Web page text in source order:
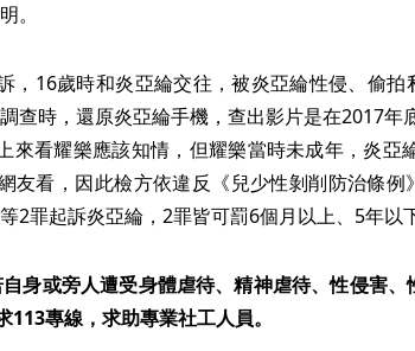
。
，16歲時和炎亞綸交往，被炎亞綸性侵、偷拍
查時，還原炎亞綸手機，查出影片是在2017年
來看耀樂應該知情，但耀樂當時未成年，炎亞
友看，因此檢方依違反《兒少性剝削防治條例
2罪起訴炎亞綸，2罪皆可罰6個月以上、5年以
身或旁人遭受身體虐待、精神虐待、性侵害、
專線，求助專業社工人員。